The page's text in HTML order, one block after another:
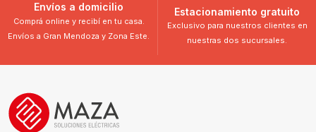
Envíos a domicilio
Comprá online y recibí en tu casa.
Envíos a Gran Mendoza y Zona Este.
Estacionamiento gratuito
Exclusivo para nuestros clientes en
nuestras dos sucursales.